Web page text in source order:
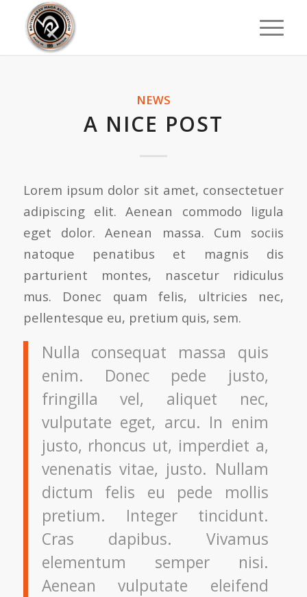
NEWS
A NICE POST
Lorem ipsum dolor sit amet, consectetuer
adipiscing elit. Aenean commodo ligula
eget dolor. Aenean massa. Cum sociis
natoque penatibus et magnis dis
parturient montes, nascetur ridiculus
mus. Donec quam felis, ultricies nec,
pellentesque eu, pretium quis, sem.
Nulla consequat massa quis
enim. Donec pede justo,
fringilla vel, aliquet nec,
vulputate eget, arcu. In enim
justo, rhoncus ut, imperdiet a,
venenatis vitae, justo. Nullam
dictum felis eu pede mollis
pretium. Integer tincidunt.
Cras dapibus. Vivamus
elementum semper nisi.
Aenean vulputate eleifend